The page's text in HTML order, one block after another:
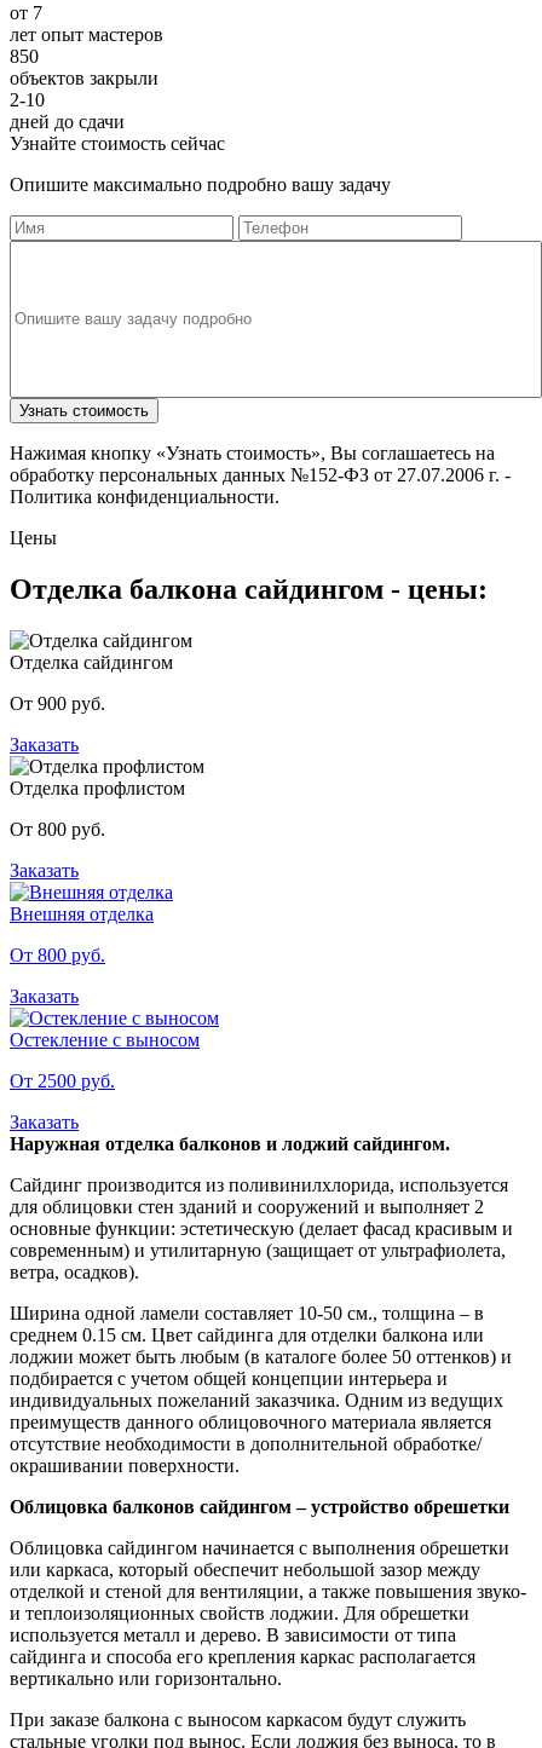
от 7
лет опыт мастеров
850
объектов закрыли
2-10
дней до сдачи
Узнайте стоимость сейчас
Опишите максимально подробно вашу задачу
Узнать стоимость
Нажимая кнопку «Узнать стоимость», Вы соглашаетесь на
обработку персональных данных №152-ФЗ от 27.07.2006 г. -
Политика конфиденциальности.
Цены
Отделка балкона сайдингом - цены:
Отделка сайдингом
От 900 руб.
Заказать
Отделка профлистом
От 800 руб.
Заказать
Внешняя отделка
От 800 руб.
Заказать
Остекление с выносом
От 2500 руб.
Заказать
Наружная отделка балконов и лоджий сайдингом.
Сайдинг производится из поливинилхлорида, используется
для облицовки стен зданий и сооружений и выполняет 2
основные функции: эстетическую (делает фасад красивым и
современным) и утилитарную (защищает от ультрафиолета,
ветра, осадков).
Ширина одной ламели составляет 10-50 см., толщина – в
среднем 0.15 см. Цвет сайдинга для отделки балкона или
лоджии может быть любым (в каталоге более 50 оттенков) и
подбирается с учетом общей концепции интерьера и
индивидуальных пожеланий заказчика. Одним из ведущих
преимуществ данного облицовочного материала является
отсутствие необходимости в дополнительной обработке/
окрашивании поверхности.
Облицовка балконов сайдингом – устройство обрешетки
Облицовка сайдингом начинается с выполнения обрешетки
или каркаса, который обеспечит небольшой зазор между
отделкой и стеной для вентиляции, а также повышения звуко-
и теплоизоляционных свойств лоджии. Для обрешетки
используется металл и дерево. В зависимости от типа
сайдинга и способа его крепления каркас располагается
вертикально или горизонтально.
При заказе балкона с выносом каркасом будут служить
стальные уголки под вынос. Если лоджия без выноса, то в